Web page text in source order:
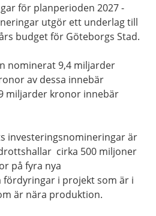
för planperioden 2027 -
utgör ett underlag till
budget för Göteborgs Stad.
nominerat 9,4 miljarder
av dessa innebär
miljarder kronor innebär
investeringsnomineringar är
cirka 500 miljoner
på fyra nya
i projekt som är i
är nära produktion.